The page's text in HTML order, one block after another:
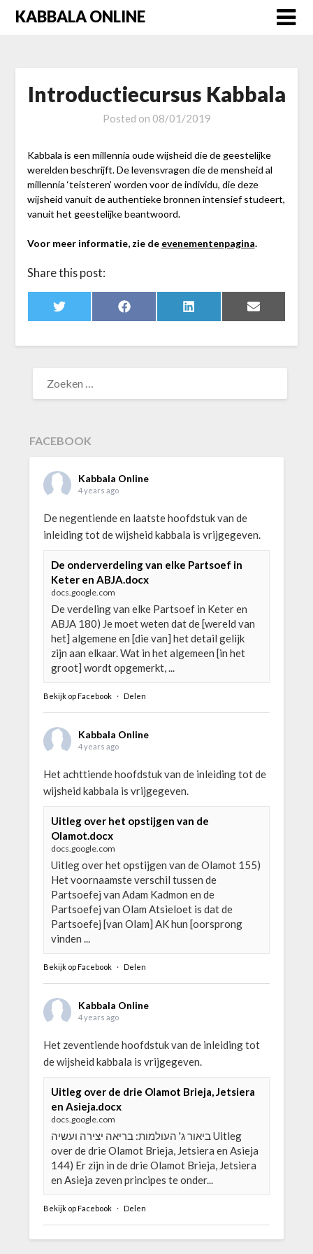
SkipKABBALA ONLINE
Introductiecursus Kabbala
Posted on 08/01/2019
Kabbala is een millennia oude wijsheid die de geestelijke
werelden beschrijft. De levensvragen die de mensheid al
millennia ‘teisteren’ worden voor de individu, die deze
wijsheid vanuit de authentieke bronnen intensief studeert,
vanuit het geestelijke beantwoord.
Voor meer informatie, zie de evenementenpagina.
Share this post:
Share
on
Share
on
Facebook
Share
on
LinkedIn
Share
on
Email
NAAR:
FACEBOOK
Kabbala Online
4 years ago
De negentiende en laatste hoofdstuk van de
inleiding tot de wijsheid kabbala is vrijgegeven.
De onderverdeling van elke Partsoef in
Keter en ABJA.docx
docs.google.com
De verdeling van elke Partsoef in Keter en
ABJA 180) Je moet weten dat de [wereld van
het] algemene en [die van] het detail gelijk
zijn aan elkaar. Wat in het algemeen [in het
groot] wordt opgemerkt, ...
Bekijk op Facebook · Delen
Kabbala Online
4 years ago
Het achttiende hoofdstuk van de inleiding tot de
wijsheid kabbala is vrijgegeven.
Uitleg over het opstijgen van de
Olamot.docx
docs.google.com
Uitleg over het opstijgen van de Olamot 155)
Het voornaamste verschil tussen de
Partsoefej van Adam Kadmon en de
Partsoefej van Olam Atsieloet is dat de
Partsoefej [van Olam] AK hun [oorsprong
vinden ...
Bekijk op Facebook · Delen
Kabbala Online
4 years ago
Het zeventiende hoofdstuk van de inleiding tot
de wijsheid kabbala is vrijgegeven.
Uitleg over de drie Olamot Brieja, Jetsiera
en Asieja.docx
docs.google.com
ביאור ג' העולמות: בריאה יצירה ועשיה Uitleg
over de drie Olamot Brieja, Jetsiera en Asieja
144) Er zijn in de drie Olamot Brieja, Jetsiera
en Asieja zeven principes te onder...
Bekijk op Facebook · Delen